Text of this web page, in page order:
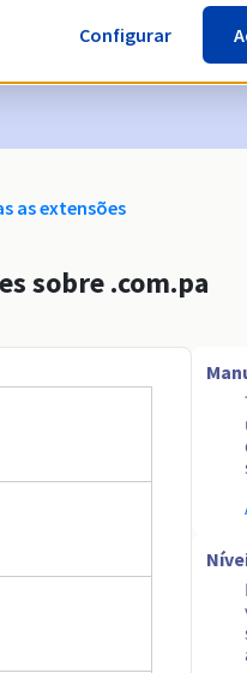
a eliminação do nome de
as extensões
sobre .com.pa
Configurar